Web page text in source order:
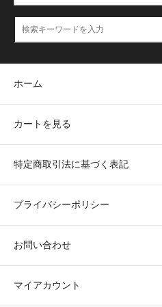
ホーム
カートを見る
特定商取引法に基づく表記
プライバシーポリシー
お問い合わせ
マイアカウント